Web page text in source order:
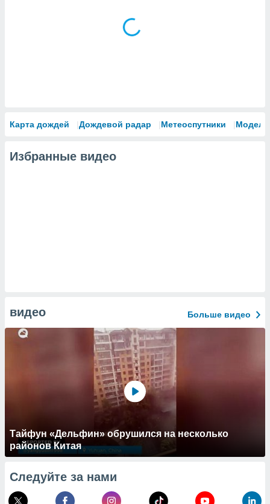
Карта дождей Дождевой радар Метеоспутники Модели
Избранные видео
видео Больше видео
Тайфун «Дельфин» обрушился на несколько
районов Китая
Следуйте за нами